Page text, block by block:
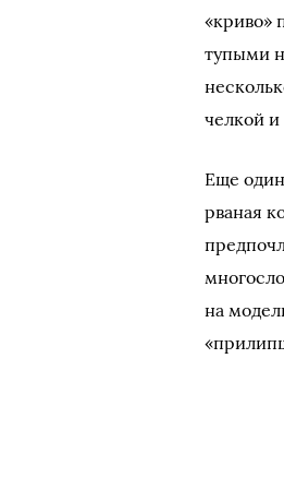
«криво»
тупыми
челкой
Еще
рваная
на